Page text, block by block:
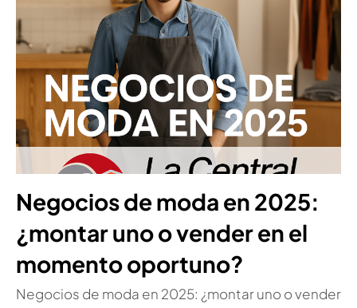
Negocios de moda en 2025:
¿montar uno o vender en el
momento oportuno?
Negocios de moda en 2025: ¿montar uno o vender